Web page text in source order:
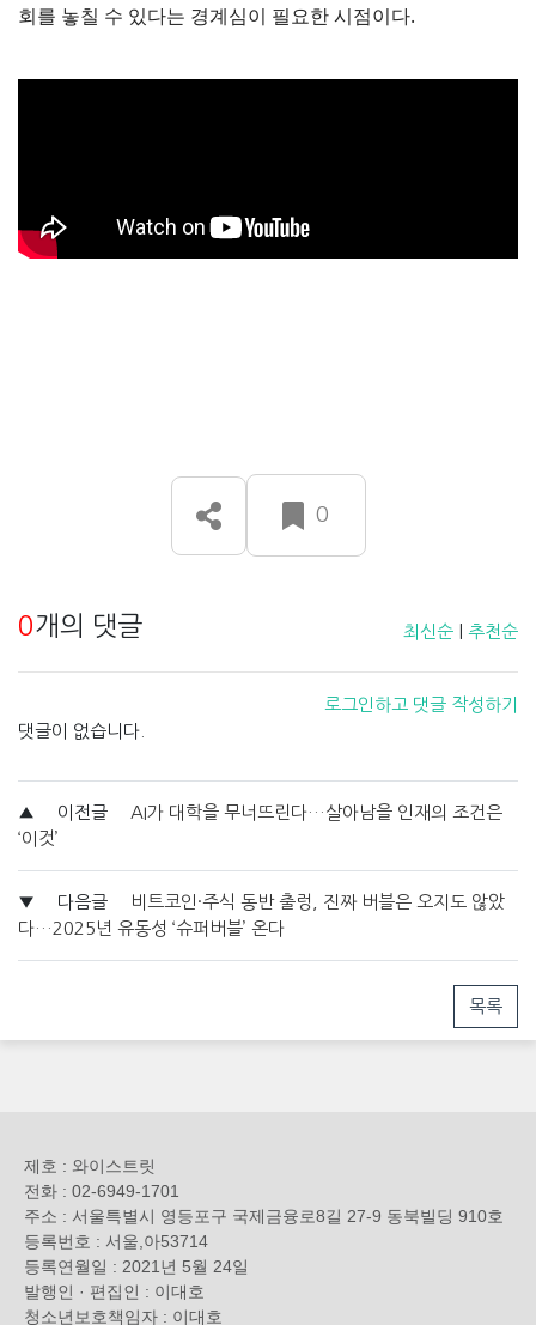
회를 놓칠 수 있다는 경계심이 필요한 시점이다.
0
0개의 댓글 최신순 추천순
로그인하고 댓글 작성하기
댓글이 없습니다.
▲ 이전글
AI가 대학을 무너뜨린다…살아남을 인재의 조건은
‘이것’
▼ 다음글
비트코인·주식 동반 출렁, 진짜 버블은 오지도 않았
다…2025년 유동성 ‘슈퍼버블’ 온다
목록
제호 : 와이스트릿
전화 : 02-6949-1701
주소 : 서울특별시 영등포구 국제금융로8길 27-9 동북빌딩 910호
등록번호 : 서울,아53714
등록연월일 : 2021년 5월 24일
발행인 · 편집인 : 이대호
청소년보호책임자 : 이대호